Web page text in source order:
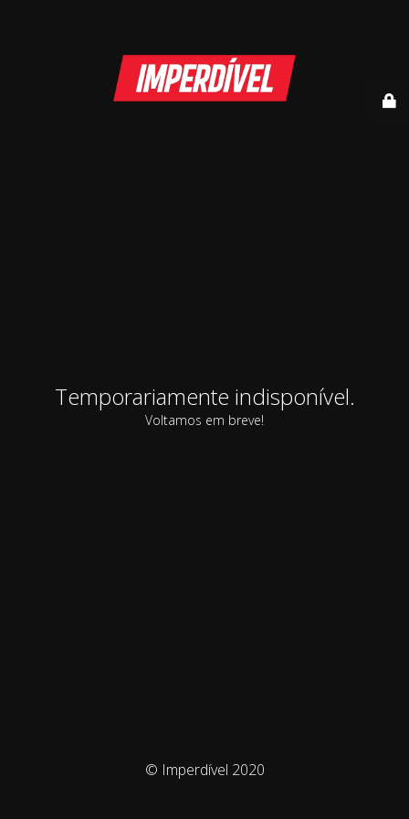
Temporariamente indisponível.
Voltamos em breve!
© Imperdível 2020